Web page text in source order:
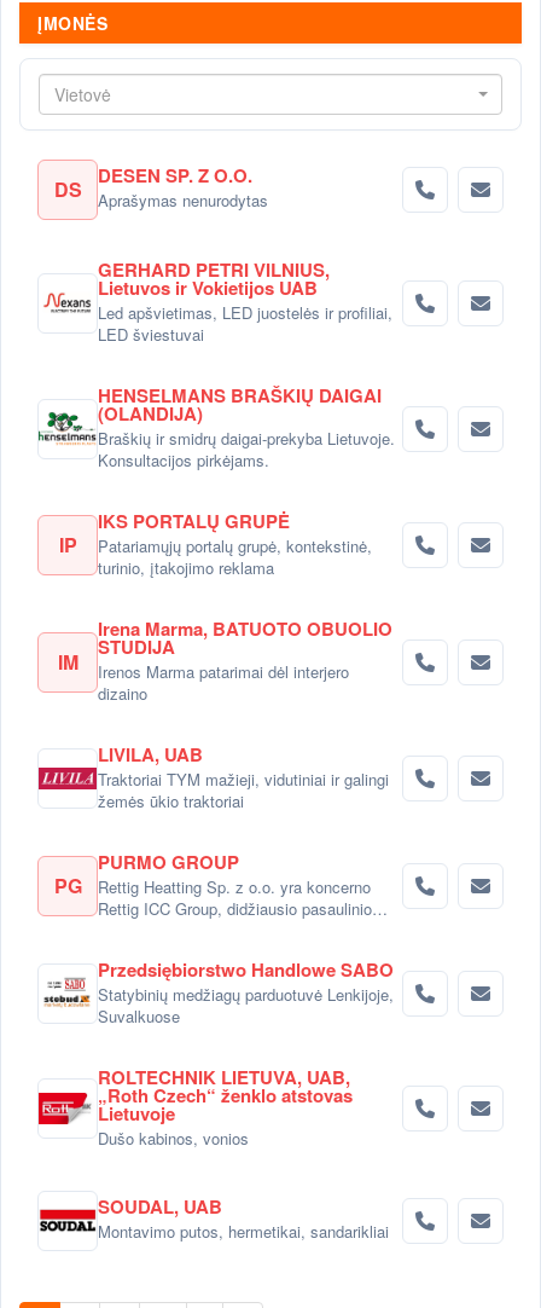
ĮMONĖS
Vietovė
DS DESEN SP. Z O.O.
Aprašymas nenurodytas
GERHARD PETRI VILNIUS,
Lietuvos ir Vokietijos UAB
Led apšvietimas, LED juostelės ir profiliai,
LED šviestuvai
HENSELMANS BRAŠKIŲ DAIGAI
(OLANDIJA)
Braškių ir smidrų daigai-prekyba Lietuvoje.
Konsultacijos pirkėjams.
IP
IKS PORTALŲ GRUPĖ
Patariamųjų portalų grupė, kontekstinė,
turinio, įtakojimo reklama
IM
Irena Marma, BATUOTO OBUOLIO
STUDIJA
Irenos Marma patarimai dėl interjero
dizaino
LIVILA, UAB
Traktoriai TYM mažieji, vidutiniai ir galingi
žemės ūkio traktoriai
PG
PURMO GROUP
Rettig Heatting Sp. z o.o. yra koncerno
Rettig ICC Group, didžiausio pasaulinio
Przedsiębiorstwo Handlowe SABO
Statybinių medžiagų parduotuvė Lenkijoje,
Suvalkuose
ROLTECHNIK LIETUVA, UAB,
„Roth Czech“ ženklo atstovas
Lietuvoje
Dušo kabinos, vonios
SOUDAL, UAB
Montavimo putos, hermetikai, sandarikliai